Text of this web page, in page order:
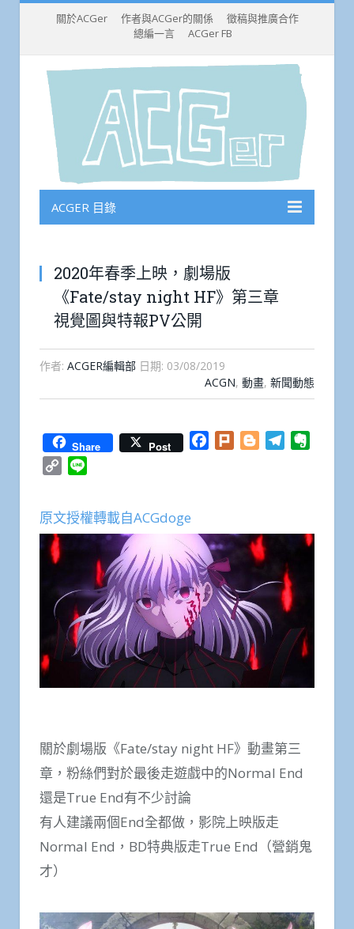
關於ACGer 作者與ACGer的關係
徵稿與推廣合作
總編一言
ACGer FB
ACGER 目錄
2020年春季上映，劇場版
《Fate/stay night HF》第三章
視覺圖與特報PV公開
作者: ACGER編輯部 日期: 03/08/2019
ACGN, 動畫, 新聞動態
Share Post Facebook
Plurk BloggerTelegram
Copy
原文授權轉載自ACGdoge
關於劇場版《Fate/stay night HF》動畫第三
章，粉絲們對於最後走遊戲中的Normal End
還是True End有不少討論
有人建議兩個End全都做，影院上映版走
Normal End，BD特典版走True End（營銷鬼
才）